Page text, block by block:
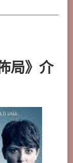
局》介